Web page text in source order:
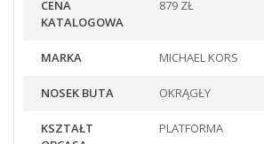
CENA
KATALOGOWA
879 ZŁ
MARKA MICHAEL KORS
NOSEK BUTA OKRĄGŁY
KSZTAŁT
PLATFORMA